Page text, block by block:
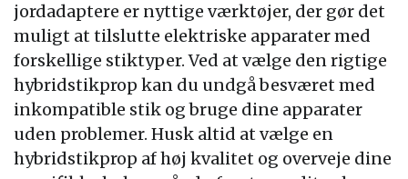
jordadaptere er nyttige værktøjer, der gør det
muligt at tilslutte elektriske apparater med
forskellige stiktyper. Ved at vælge den rigtige
hybridstikprop kan du undgå besværet med
inkompatible stik og bruge dine apparater
uden problemer. Husk altid at vælge en
hybridstikprop af høj kvalitet og overveje dine